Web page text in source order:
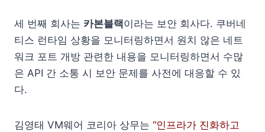
세 번째 회사는 카본블랙이라는 보안 회사다. 쿠버네
티스 런타임 상황을 모니터링하면서 원치 않은 네트
워크 포트 개방 관련한 내용을 모니터링하면서 수많
은 API 간 소통 시 보안 문제를 사전에 대응할 수 있
다.
김영태 VM웨어 코리아 상무는 “인프라가 진화하고